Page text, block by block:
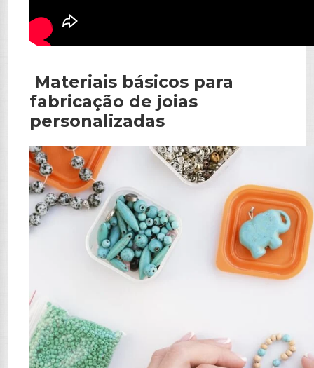
Materiais básicos para
fabricação de joias
personalizadas